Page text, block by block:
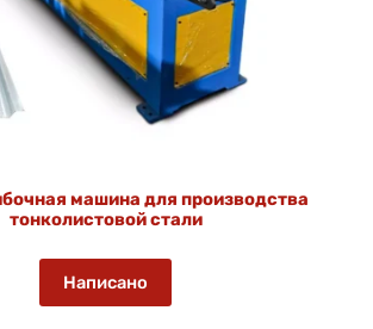
машина для производства
тонколистовой стали
Написано